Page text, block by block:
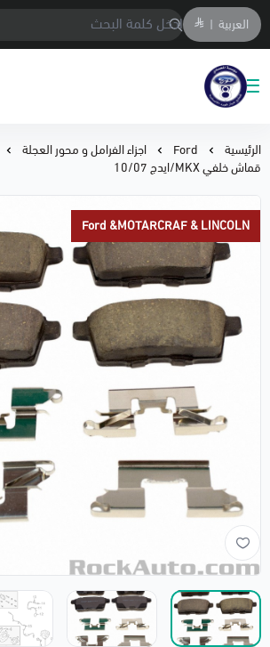
العربية |
متجر المحمادي لقطع السيارات
الرئيسية Ford
اجزاء الفرامل و محور العجلة
قماش خلفي MKX/ايدج 10/07
Ford &MOTARCRAF & LINCOLN